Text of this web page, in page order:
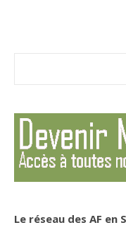
Le réseau des AF en